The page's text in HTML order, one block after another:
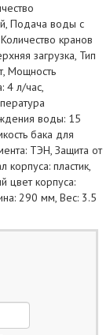
Подача воды с
кранов
загрузка, Тип
Мощность
4 л/час,
воды: 15
бака для
ТЭН, Защита от
пластик,
цвет корпуса:
290 мм, Вес: 3.5